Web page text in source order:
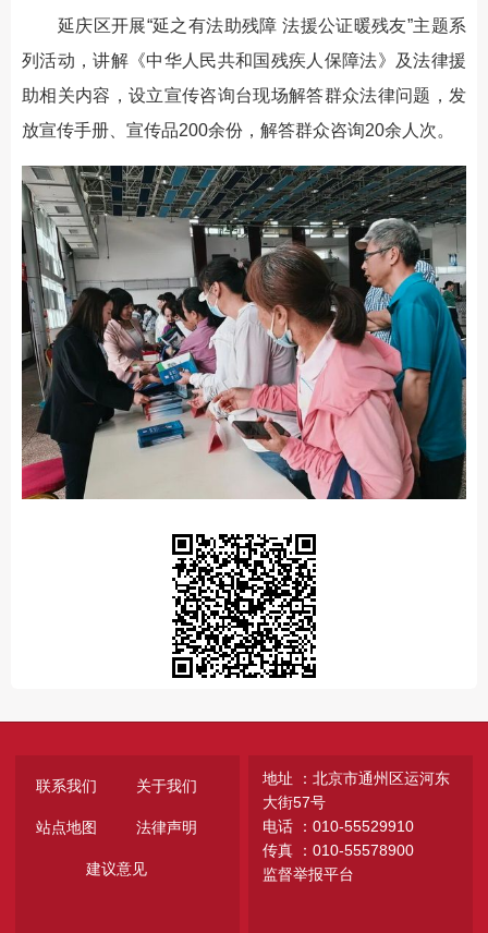
延庆区开展“延之有法助残障 法援公证暖残友”主题系
列活动，讲解《中华人民共和国残疾人保障法》及法律援
助相关内容，设立宣传咨询台现场解答群众法律问题，发
放宣传手册、宣传品200余份，解答群众咨询20余人次。
联系我们 关于我们
站点地图 法律声明
建议意见
地址 ：北京市通州区运河东
大街57号
电话 ：010-55529910
传真 ：010-55578900
监督举报平台